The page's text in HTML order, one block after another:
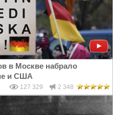
в Москве набрало
и США
127 329 2 348